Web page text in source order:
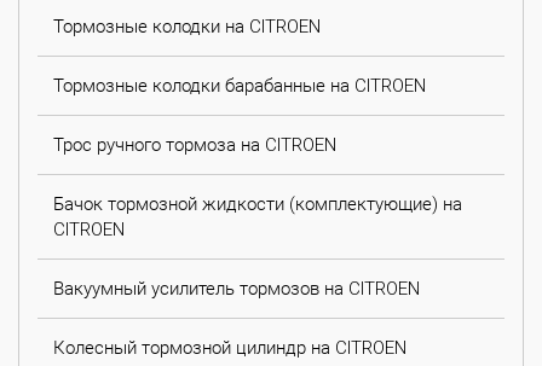
Тормозные колодки на CITROEN
Тормозные колодки барабанные на CITROEN
Трос ручного тормоза на CITROEN
Бачок тормозной жидкости (комплектующие) на
CITROEN
Вакуумный усилитель тормозов на CITROEN
Колесный тормозной цилиндр на CITROEN